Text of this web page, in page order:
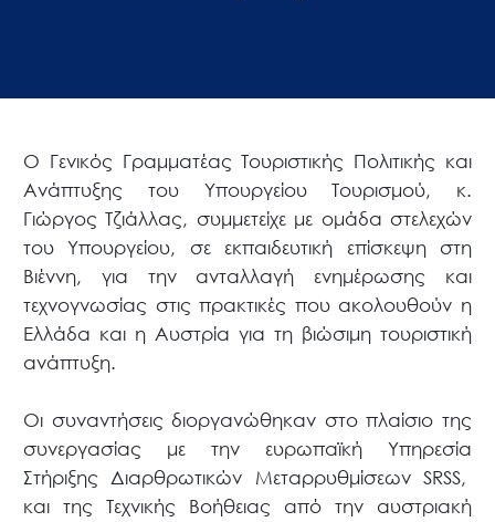
Ο Γενικός Γραμματέας Τουριστικής Πολιτικής και
Ανάπτυξης του Υπουργείου Τουρισμού, κ.
Γιώργος Τζιάλλας, συμμετείχε με ομάδα στελεχών
του Υπουργείου, σε εκπαιδευτική επίσκεψη στη
Βιέννη, για την ανταλλαγή ενημέρωσης και
τεχνογνωσίας στις πρακτικές που ακολουθούν η
Ελλάδα και η Αυστρία για τη βιώσιμη τουριστική
ανάπτυξη.
Οι συναντήσεις διοργανώθηκαν στο πλαίσιο της
συνεργασίας με την ευρωπαϊκή Υπηρεσία
Στήριξης Διαρθρωτικών Μεταρρυθμίσεων SRSS,
και της Τεχνικής Βοήθειας από την αυστριακή